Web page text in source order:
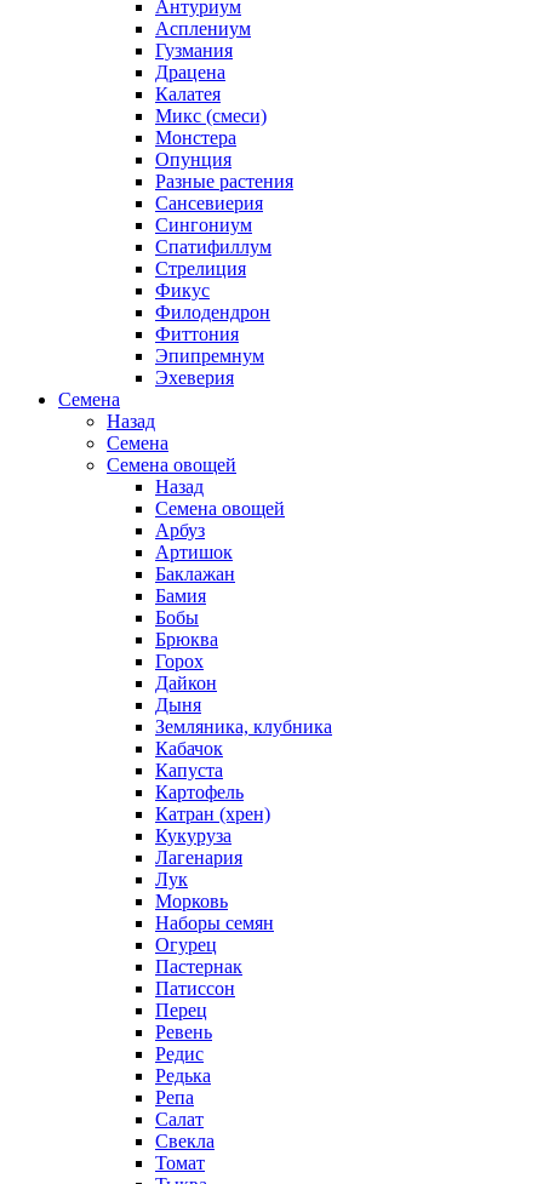
Антуриум
Асплениум
Гузмания
Драцена
Калатея
Микс (смеси)
Монстера
Опунция
Разные растения
Сансевиерия
Сингониум
Спатифиллум
Стрелиция
Фикус
Филодендрон
Фиттония
Эпипремнум
Эхеверия
Семена
Назад
Семена
Семена овощей
Назад
Семена овощей
Арбуз
Артишок
Баклажан
Бамия
Бобы
Брюква
Горох
Дайкон
Дыня
Земляника, клубника
Кабачок
Капуста
Картофель
Катран (хрен)
Кукуруза
Лагенария
Лук
Морковь
Наборы семян
Огурец
Пастернак
Патиссон
Перец
Ревень
Редис
Редька
Репа
Салат
Свекла
Томат